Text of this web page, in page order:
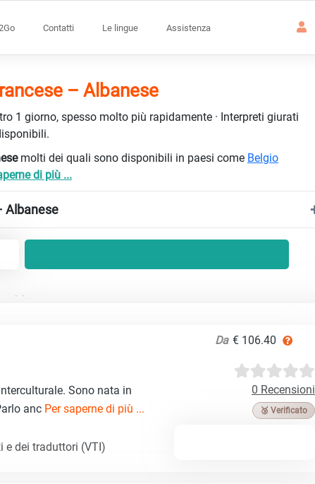
Contatti Le lingue Assistenza
– Albanese
1 giorno, spesso molto più rapidamente · Interpreti giurati
molti dei quali sono disponibili in paesi come Belgio
di più ...
Albanese
Da € 106.40
0 Recensioni
🥉 Verificato
Sono nata in
anc Per saperne di più ...
e dei traduttori (VTI)